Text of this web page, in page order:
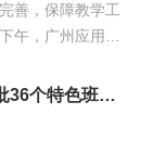
善，保障教学工
午，广州应用科
报告厅顺利召全部免学费！莲花书院首批36个特色班，接受报名